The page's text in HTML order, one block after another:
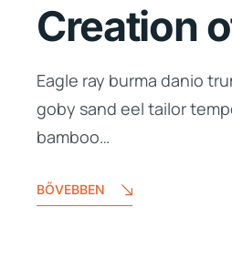
Creation
Eagle ray burma danio
goby sand eel tailor
bamboo…
BŐVEBBEN